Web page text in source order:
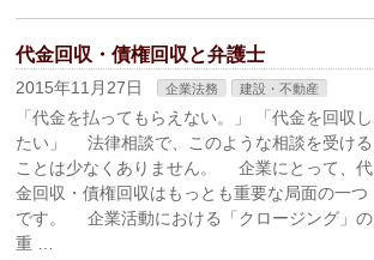
代金回収・債権回収と弁護士
2015年11月27日 企業法務 建設・不動産
「代金を払ってもらえない。」 「代金を回収し
たい」 法律相談で、このような相談を受ける
ことは少なくありません。 企業にとって、代
金回収・債権回収はもっとも重要な局面の一つ
です。 企業活動における「クロージング」の
重 …